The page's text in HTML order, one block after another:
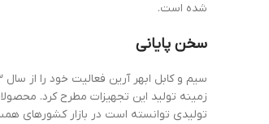
شده است.
سخن پایانی
زمینه تولید این تجهیزات مطرح کرد.
تولیدی توانسته است در بازار کشورهای